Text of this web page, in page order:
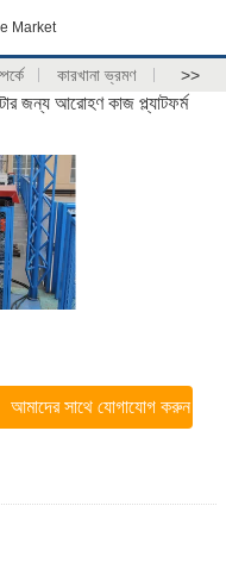
Market
কারখানা ভ্রমণ >>
জন্য আরোহণ কাজ প্ল্যাটফর্ম
আমাদের সাথে যোগাযোগ করুন